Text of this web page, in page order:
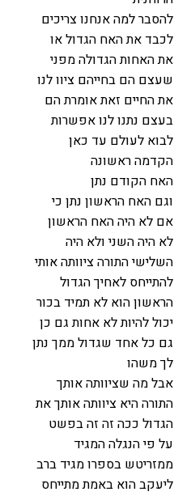
להסבר למה אנחנו צריכים
לכבד את האח הגדול או
את האחות הגדולה מפני
שעצם הם בחייהם ציוו לנו
את החיים זאת אומרת הם
בעצם נתנו לנו אפשרות
לבוא לעולם עד כאן
הקדמה ראשונה
האח הקודם נתן
וגם האח הראשון נתן כי
אם לא היה האח הראשון
לא היה השני ולא היה
השלישי התורה ציוותה אותי
להתייחס לאחיך הגדול
הראשון הוא לא תמיד בכור
יכול להיות לא אחות גם כן
גם כל אחד שגדול ממך נתן
לך משהו
אבל מה שציוותה אותך
התורה היא ציוותה אותך את
הגדול ככה זה זה בפשט
על פי הנגלה המגיד
ממזריטש בספרו מגיד ברב
ליעקב הוא באמת מתייחס